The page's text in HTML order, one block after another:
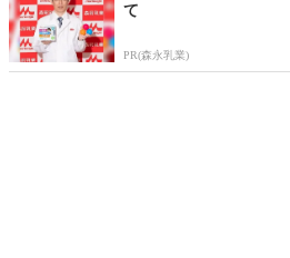
て
PR(森永乳業)